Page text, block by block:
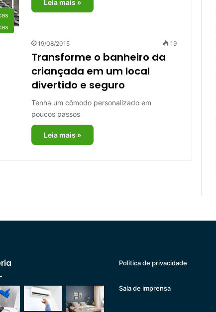
Leia mais »
19/08/2015 19
Transforme o banheiro da
criançada em um local
divertido e seguro
Tenha um cômodo personalizado em
poucos passos
Leia mais »
Politica de privacidade
Sala de imprensa